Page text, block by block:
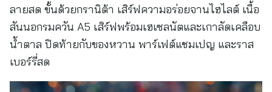
ลายสด ขั้นด้วยกรานิต้า เสิร์ฟความอร่อยจานไฮไลต์ เนื้อ
สันนอกรมควัน A5 เสิร์ฟพร้อมเฮเซลนัตและเกาลัดเคลือบ
น้ำตาล ปิดท้ายกับของหวาน พาร์เฟต์แชมเปญ และราส
เบอร์รี่สด